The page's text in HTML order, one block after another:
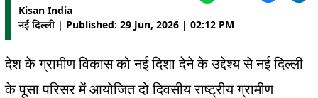
Kisan India
नई दिल्ली | Published: 29 Jun, 2026 | 02:12 PM
देश के ग्रामीण विकास को नई दिशा देने के उद्देश्य से नई दिल्ली
के पूसा परिसर में आयोजित दो दिवसीय राष्ट्रीय ग्रामीण